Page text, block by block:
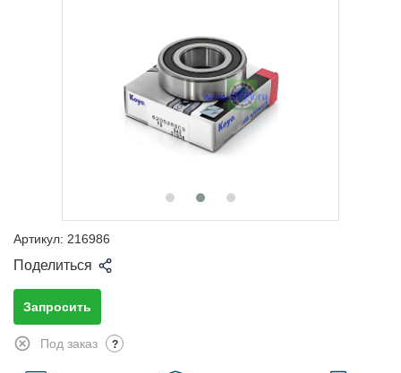
Артикул: 216986
Поделиться
Запросить
Под заказ ?